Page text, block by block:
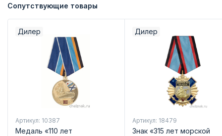
Сопутствующие товары
Дилер
Артикул: 10387
Медаль «110 лет
Дилер
Артикул: 18479
Знак «315 лет морской